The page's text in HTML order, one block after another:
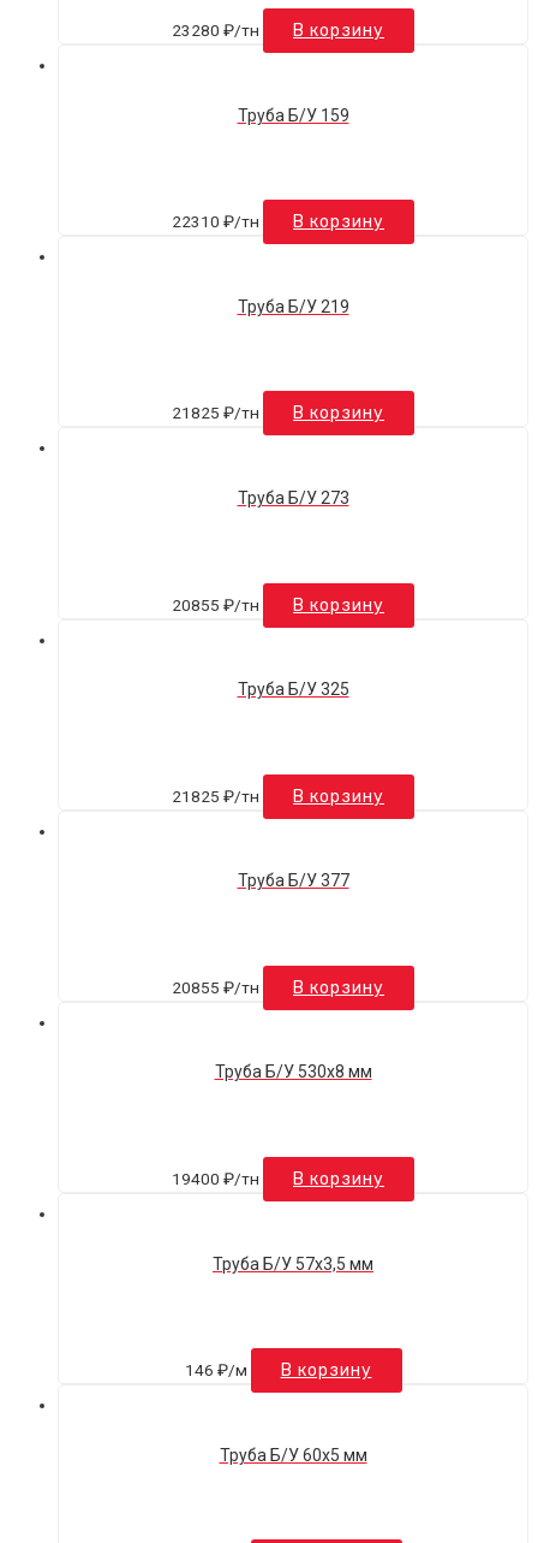
23280 ₽/тн В корзину
Труба Б/У 159
22310 ₽/тн В корзину
Труба Б/У 219
21825 ₽/тн В корзину
Труба Б/У 273
20855 ₽/тн В корзину
Труба Б/У 325
21825 ₽/тн В корзину
Труба Б/У 377
20855 ₽/тн В корзину
Труба Б/У 530х8 мм
19400 ₽/тн В корзину
Труба Б/У 57х3,5 мм
146 ₽/м В корзину
Труба Б/У 60х5 мм